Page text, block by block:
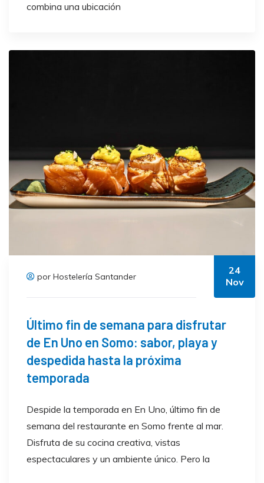
combina una ubicación
por Hostelería Santander
24
Nov
Último fin de semana para disfrutar
de En Uno en Somo: sabor, playa y
despedida hasta la próxima
temporada
Despide la temporada en En Uno, último fin de
semana del restaurante en Somo frente al mar.
Disfruta de su cocina creativa, vistas
espectaculares y un ambiente único. Pero la